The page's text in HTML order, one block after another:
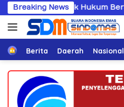
Langsung
ke
konten
Breaking News
Hukum Bersekongkol
HomeBerita Daerah Nasional